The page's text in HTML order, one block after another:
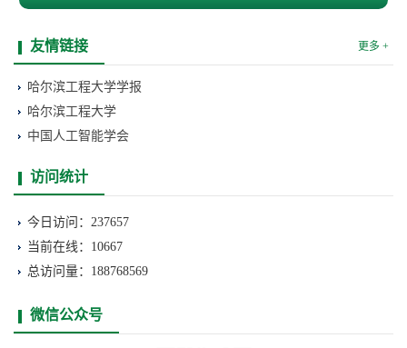
友情链接 更多 +
哈尔滨工程大学学报
哈尔滨工程大学
中国人工智能学会
访问统计
今日访问：237657
当前在线：10667
总访问量：188768569
微信公众号